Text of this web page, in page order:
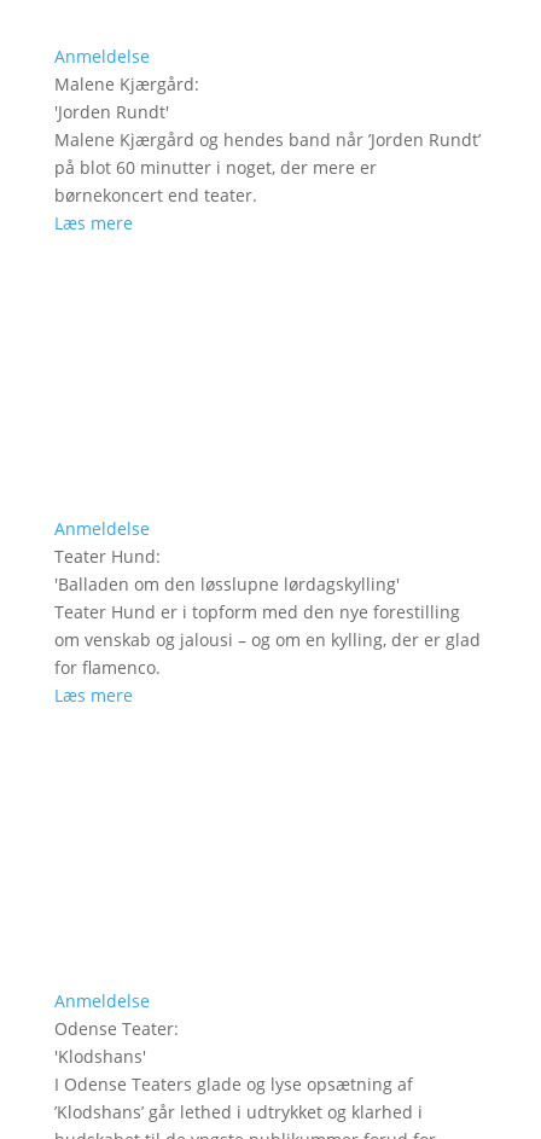
Anmeldelse
Malene Kjærgård:
'Jorden Rundt'
Malene Kjærgård og hendes band når ’Jorden Rundt’
på blot 60 minutter i noget, der mere er
børnekoncert end teater.
Læs mere
Anmeldelse
Teater Hund:
'Balladen om den løsslupne lørdagskylling'
Teater Hund er i topform med den nye forestilling
om venskab og jalousi – og om en kylling, der er glad
for flamenco.
Læs mere
Anmeldelse
Odense Teater:
'Klodshans'
I Odense Teaters glade og lyse opsætning af
’Klodshans’ går lethed i udtrykket og klarhed i